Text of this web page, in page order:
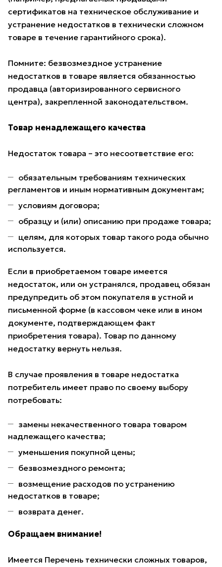
сертификатов на техническое обслуживание и
устранение недостатков в технически сложном
товаре в течение гарантийного срока).
Помните: безвозмездное устранение
недостатков в товаре является обязанностью
продавца (авторизированного сервисного
центра), закрепленной законодательством.
Товар ненадлежащего качества
Недостаток товара – это несоответствие его:
обязательным требованиям технических
регламентов и иным нормативным документам;
условиям договора;
образцу и (или) описанию при продаже товара;
целям, для которых товар такого рода обычно
используется.
Если в приобретаемом товаре имеется
недостаток, или он устранялся, продавец обязан
предупредить об этом покупателя в устной и
письменной форме (в кассовом чеке или в ином
документе, подтверждающем факт
приобретения товара). Товар по данному
недостатку вернуть нельзя.
В случае проявления в товаре недостатка
потребитель имеет право по своему выбору
потребовать:
замены некачественного товара товаром
надлежащего качества;
уменьшения покупной цены;
безвозмездного ремонта;
возмещение расходов по устранению
недостатков в товаре;
возврата денег.
Обращаем внимание!
Имеется Перечень технически сложных товаров,